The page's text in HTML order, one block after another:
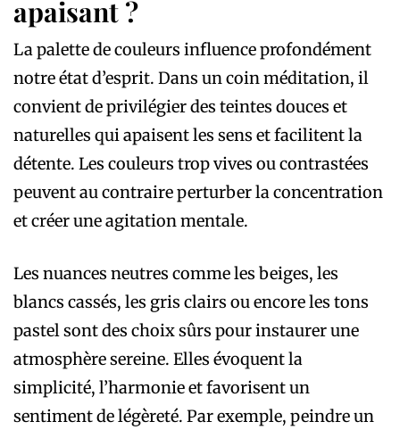
apaisant ?
La palette de couleurs influence profondément
notre état d’esprit. Dans un coin méditation, il
convient de privilégier des teintes douces et
naturelles qui apaisent les sens et facilitent la
détente. Les couleurs trop vives ou contrastées
peuvent au contraire perturber la concentration
et créer une agitation mentale.
Les nuances neutres comme les beiges, les
blancs cassés, les gris clairs ou encore les tons
pastel sont des choix sûrs pour instaurer une
atmosphère sereine. Elles évoquent la
simplicité, l’harmonie et favorisent un
sentiment de légèreté. Par exemple, peindre un